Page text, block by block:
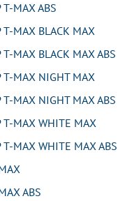
MAX ABS
BLACK MAX
BLACK MAX ABS
MAX NIGHT MAX
NIGHT MAX ABS
MAX WHITE MAX
WHITE MAX ABS
ABS